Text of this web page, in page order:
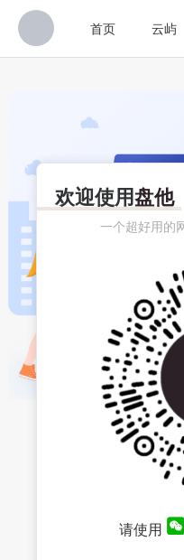
首页 云屿
欢迎使用盘他
一个超好用的
请使用